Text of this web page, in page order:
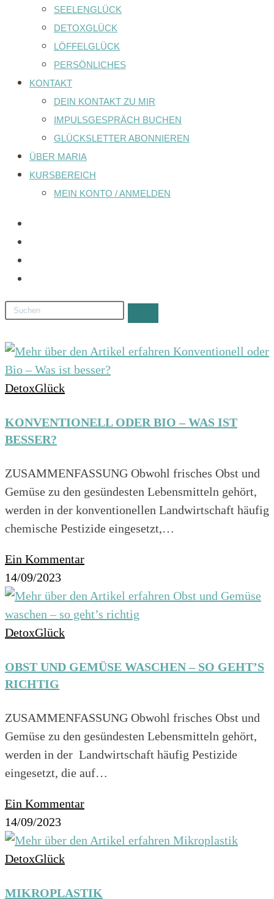
SEELENGLÜCK
DETOXGLÜCK
LÖFFELGLÜCK
PERSÖNLICHES
KONTAKT
DEIN KONTAKT ZU MIR
IMPULSGESPRÄCH BUCHEN
GLÜCKSLETTER ABONNIEREN
ÜBER MARIA
KURSBEREICH
MEIN KONTO / ANMELDEN
DetoxGlück
KONVENTIONELL ODER BIO – WAS IST
BESSER?
ZUSAMMENFASSUNG Obwohl frisches Obst und
Gemüse zu den gesündesten Lebensmitteln gehört,
werden in der konventionellen Landwirtschaft häufig
chemische Pestizide eingesetzt,…
Ein Kommentar
14/09/2023
DetoxGlück
OBST UND GEMÜSE WASCHEN – SO GEHT’S
RICHTIG
ZUSAMMENFASSUNG Obwohl frisches Obst und
Gemüse zu den gesündesten Lebensmitteln gehört,
werden in der Landwirtschaft häufig Pestizide
eingesetzt, die auf…
Ein Kommentar
14/09/2023
DetoxGlück
MIKROPLASTIK